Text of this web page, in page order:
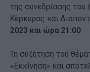
της συνεδρίασης του
Κέρκυρας και
2023 και ώρα 21:00
Τη συζήτηση του
«Εκκίνηση» και